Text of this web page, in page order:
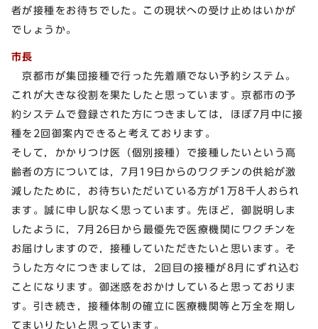
者が接種をお待ちでした。この現状への受け止めはいかが
でしょうか。
市長
京都市が集団接種で行った先着順でない予約システム。
これが大きな役割を果たしたと思っています。京都市の予
約システムで登録された方につきましては，ほぼ7月中に接
種を2回御案内できると考えております。
そして，かかりつけ医（個別接種）で接種したいという高
齢者の方については，7月19日からのワクチンの供給が激
減したために，お待ちいただいている方が1万8千人おられ
ます。誠に申し訳なく思っています。先ほど，御説明しま
したように，7月26日から最優先で医療機関にワクチンを
お届けしますので，接種していただきたいと思います。そ
うした方々につきましては，2回目の接種が8月にずれ込む
ことになります。御迷惑をおかけしていると思っておりま
す。引き続き，接種体制の確立に医療機関等と万全を期し
てまいりたいと思っています。